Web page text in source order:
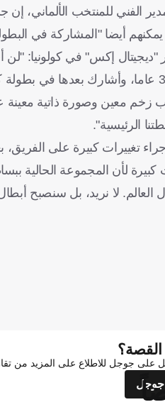
أيضا "المشاركة في
"ديجيتال إكس" في كولونيا:
معين وصورة ذاتية معينة
الرئيسية".
كبيرة على الفريق، بعدما استهل حملته
لأن المجموعة الحالية
العالم. لا نريد، بل سنصبح